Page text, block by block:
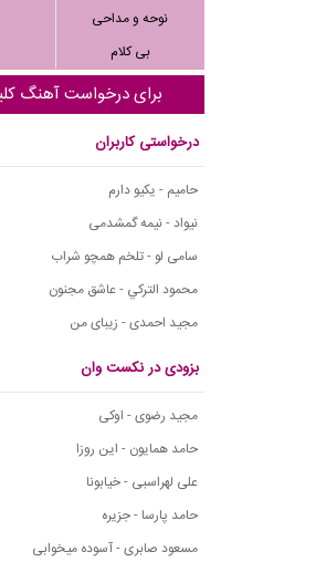
نوحه و مداحی
بی کلام
برای درخواست آهنگ
درخواستی کاربران
حامیم - یکیو دارم
نیواد - نیمه گمشدمی
سامی لو - تلخم همچو شراب
محمود التركي - عاشق مجنون
مجید احمدی - زیبای من
بزودی در نکست وان
مجید رضوی - اوکی
حامد همایون - این روزا
علی لهراسبی - خیابونا
حامد پارسا - جزیره
مسعود صابری - آسوده میخوابی